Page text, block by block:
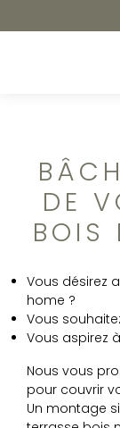
DE
BOIS
Vous désirez
home ?
Vous
Vous aspirez
Nous vous
pour couvrir
Un montage